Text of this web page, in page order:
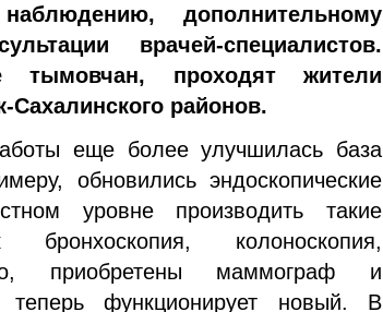
дополнительному
врачей-специалистов.
проходят жители
районов.
еще более улучшилась база
обновились эндоскопические
уровне производить такие
колоноскопия,
приобретены маммограф и
теперь функционирует новый. В